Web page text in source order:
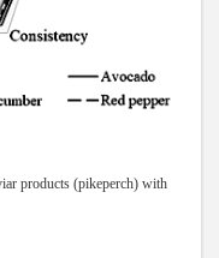
products (pikeperch) with